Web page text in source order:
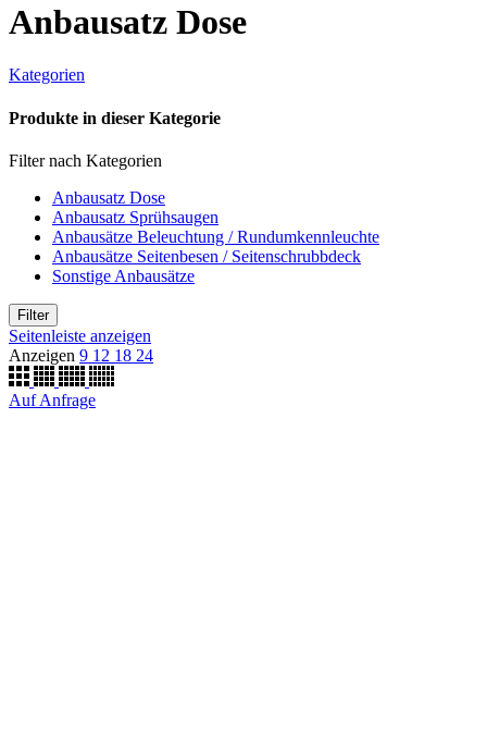
Anbausatz Dose
Kategorien
Produkte in dieser Kategorie
Filter nach Kategorien
Anbausatz Dose
Anbausatz Sprühsaugen
Anbausätze Beleuchtung / Rundumkennleuchte
Anbausätze Seitenbesen / Seitenschrubbdeck
Sonstige Anbausätze
Filter
Seitenleiste anzeigen
Anzeigen 9 12 18 24
Auf Anfrage